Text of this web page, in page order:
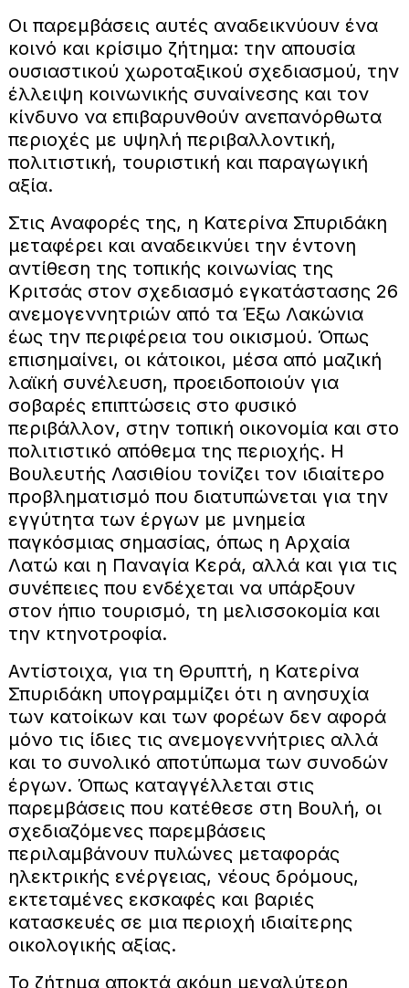
Οι παρεμβάσεις αυτές αναδεικνύουν ένα
κοινό και κρίσιμο ζήτημα: την απουσία
ουσιαστικού χωροταξικού σχεδιασμού, την
έλλειψη κοινωνικής συναίνεσης και τον
κίνδυνο να επιβαρυνθούν ανεπανόρθωτα
περιοχές με υψηλή περιβαλλοντική,
πολιτιστική, τουριστική και παραγωγική
αξία.
Στις Αναφορές της, η Κατερίνα Σπυριδάκη
μεταφέρει και αναδεικνύει την έντονη
αντίθεση της τοπικής κοινωνίας της
Κριτσάς στον σχεδιασμό εγκατάστασης 26
ανεμογεννητριών από τα Έξω Λακώνια
έως την περιφέρεια του οικισμού. Όπως
επισημαίνει, οι κάτοικοι, μέσα από μαζική
λαϊκή συνέλευση, προειδοποιούν για
σοβαρές επιπτώσεις στο φυσικό
περιβάλλον, στην τοπική οικονομία και στο
πολιτιστικό απόθεμα της περιοχής. Η
Βουλευτής Λασιθίου τονίζει τον ιδιαίτερο
προβληματισμό που διατυπώνεται για την
εγγύτητα των έργων με μνημεία
παγκόσμιας σημασίας, όπως η Αρχαία
Λατώ και η Παναγία Κερά, αλλά και για τις
συνέπειες που ενδέχεται να υπάρξουν
στον ήπιο τουρισμό, τη μελισσοκομία και
την κτηνοτροφία.
Αντίστοιχα, για τη Θρυπτή, η Κατερίνα
Σπυριδάκη υπογραμμίζει ότι η ανησυχία
των κατοίκων και των φορέων δεν αφορά
μόνο τις ίδιες τις ανεμογεννήτριες αλλά
και το συνολικό αποτύπωμα των συνοδών
έργων. Όπως καταγγέλλεται στις
παρεμβάσεις που κατέθεσε στη Βουλή, οι
σχεδιαζόμενες παρεμβάσεις
περιλαμβάνουν πυλώνες μεταφοράς
ηλεκτρικής ενέργειας, νέους δρόμους,
εκτεταμένες εκσκαφές και βαριές
κατασκευές σε μια περιοχή ιδιαίτερης
οικολογικής αξίας.
Το ζήτημα αποκτά ακόμη μεγαλύτερη